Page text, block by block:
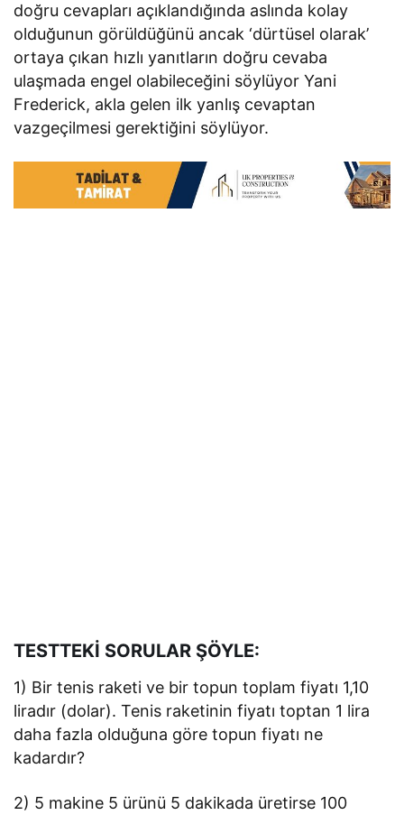
doğru cevapları açıklandığında aslında kolay
olduğunun görüldüğünü ancak ‘dürtüsel olarak’
ortaya çıkan hızlı yanıtların doğru cevaba
ulaşmada engel olabileceğini söylüyor Yani
Frederick, akla gelen ilk yanlış cevaptan
vazgeçilmesi gerektiğini söylüyor.
TESTTEKİ SORULAR ŞÖYLE:
1) Bir tenis raketi ve bir topun toplam fiyatı 1,10
liradır (dolar). Tenis raketinin fiyatı toptan 1 lira
daha fazla olduğuna göre topun fiyatı ne
kadardır?
2) 5 makine 5 ürünü 5 dakikada üretirse 100